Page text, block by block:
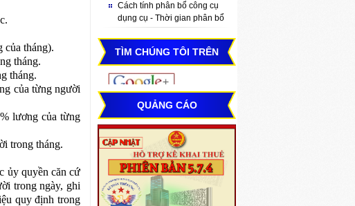
của tháng).
tháng.
tháng.
của từng người
lương của từng
trong tháng.
ủy quyền căn cứ
trong ngày, ghi
quy định trong
Cách tính phân bổ công cụ
dụng cụ - Thời gian phân bổ
TÌM CHÚNG TÔI TRÊN
QUẢNG CÁO